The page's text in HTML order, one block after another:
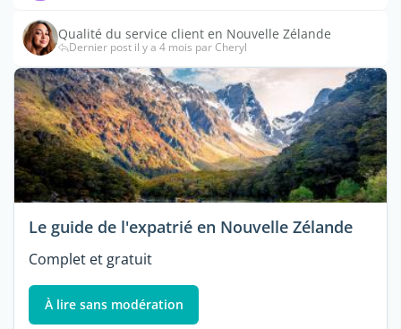
Qualité du service client en Nouvelle Zélande
Dernier post il y a 4 mois par Cheryl
Le guide de l'expatrié en Nouvelle Zélande
Complet et gratuit
À lire sans modération